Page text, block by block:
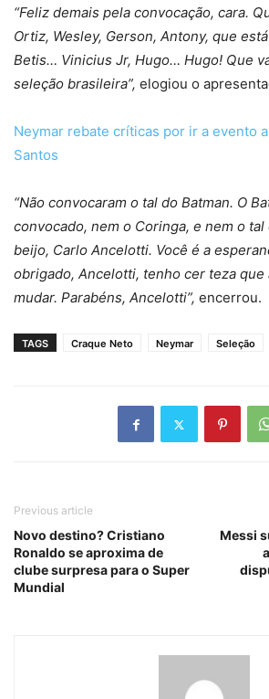
“Feliz demais pela convocação, cara.
Ortiz, Wesley, Gerson, Antony, que
Betis… Vinicius Jr, Hugo… Hugo! Que
seleção brasileira”, elogiou o
Neymar rebate críticas por ir a evento
Santos
“Não convocaram o tal do Batman. O
convocado, nem o Coringa, e nem o tal
beijo, Carlo Ancelotti. Você é a
obrigado, Ancelotti, tenho cer teza que
mudar. Parabéns, Ancelotti”, encerrou.
TAGS Craque Neto Neymar Seleção
Previous article
Novo destino? Cristiano
Ronaldo se aproxima de
clube surpresa para o Super
Mundial
Messi